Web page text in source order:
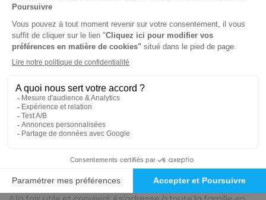
86€40 Tarif Kiosque :
Tarif France métropolitaine
Renouvellement à date d’anniversaire
ℹ️Note :les codes promotionnels ne sont pas
valables sur ce titre.
Neufchâtel (Bresle - Somme)